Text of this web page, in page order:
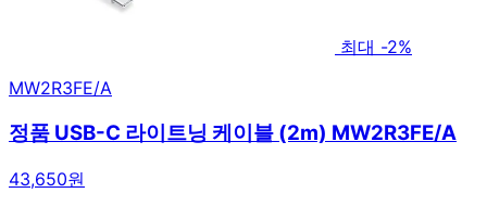
최대 -2%
MW2R3FE/A
정품 USB-C 라이트닝 케이블 (2m) MW2R3FE/A
43,650원